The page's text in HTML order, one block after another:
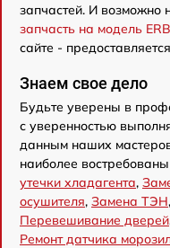
запчастей. И возможно
запчасть на модель
сайте -
Знаем свое дело
Будьте уверены в
с уверенностью
данным наших
наиболее
утечки хладагента,
осушителя, Замена ТЭН,
Перевешивание дверей
Ремонт датчика